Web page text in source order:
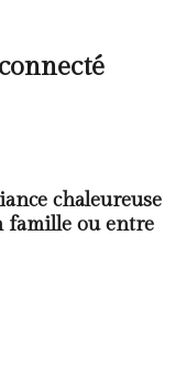
chaleureuse
famille ou entre